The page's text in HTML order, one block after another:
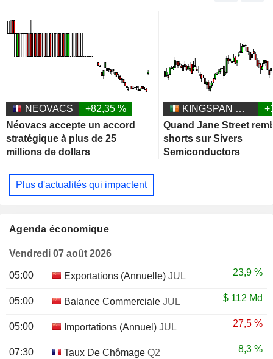
NEOVACS
+82,35 %
Néovacs accepte un accord
stratégique à plus de 25
millions de dollars
KINGSPAN GROUP PLC
Quand Jane Street
shorts sur Sivers
Semiconductors
Plus d'actualités qui impactent
Agenda économique
Vendredi 07 août 2026
05:00 Exportations (Annuelle) JUL 23,9 %
05:00 Balance Commerciale JUL $ 112 Md
05:00 Importations (Annuel) JUL 27,5 %
07:30 Taux De Chômage Q2 8,3 %